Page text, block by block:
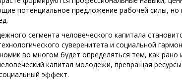
потенциальное предложение рабочей силы,
сегмента человеческого капитала
суверенитета и социальной
во многом будет определяться тем, как рано
капитал молодежи, превращая
эффект.